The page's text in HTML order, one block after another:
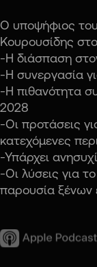
Ο υποψήφιος
Κουρουσίδης
-Η διάσπαση
-Η συνεργασία
-Η πιθανότητα
2028
-Οι προτάσεις
κατεχόμενες
-Υπάρχει
-Οι λύσεις για
παρουσία ξένων